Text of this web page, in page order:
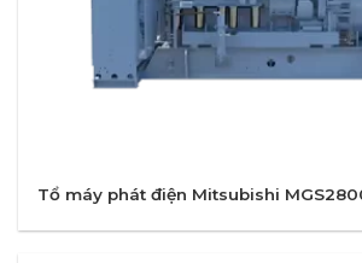
Tổ máy phát điện Mitsubishi